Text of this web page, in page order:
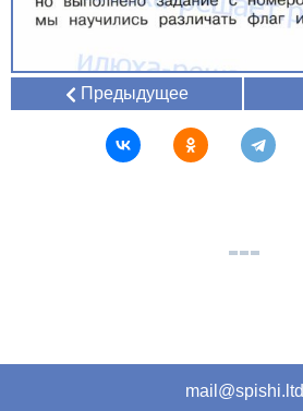
Предыдущее
mail@spishi.ltd